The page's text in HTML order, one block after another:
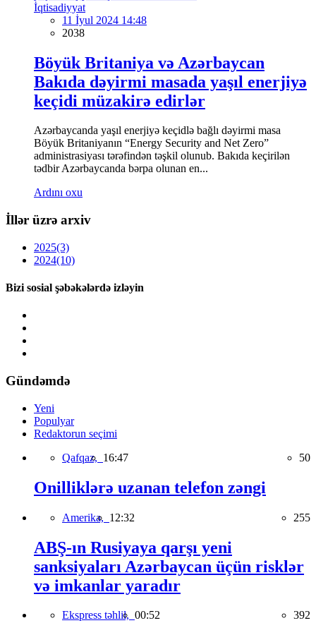
İqtisadiyyat
11 İyul 2024 14:48
2038
Böyük Britaniya və Azərbaycan
Bakıda dəyirmi masada yaşıl enerjiyə
keçidi müzakirə edirlər
Azərbaycanda yaşıl enerjiyə keçidlə bağlı dəyirmi masa
Böyük Britaniyanın “Energy Security and Net Zero”
administrasiyası tərəfindən təşkil olunub. Bakıda keçirilən
tədbir Azərbaycanda bərpa olunan en...
Ardını oxu
İllər üzrə arxiv
2025(3)
2024(10)
Bizi sosial şəbəkələrdə izləyin
Gündəmdə
Yeni
Populyar
Redaktorun seçimi
Qafqaz, 16:47 50
Onilliklərə uzanan telefon zəngi
Amerika, 12:32 255
ABŞ-ın Rusiyaya qarşı yeni
sanksiyaları Azərbaycan üçün risklər
və imkanlar yaradır
Ekspress təhlil, 00:52 392